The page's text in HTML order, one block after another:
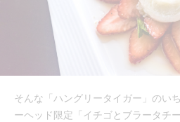
そんな「ハングリータイガー」のい
ーヘッド限定「イチゴとブラータチ